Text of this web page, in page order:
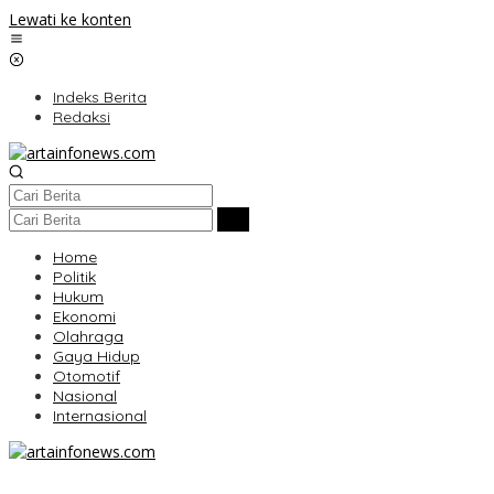
Lewati ke konten
Indeks Berita
Redaksi
Home
Politik
Hukum
Ekonomi
Olahraga
Gaya Hidup
Otomotif
Nasional
Internasional